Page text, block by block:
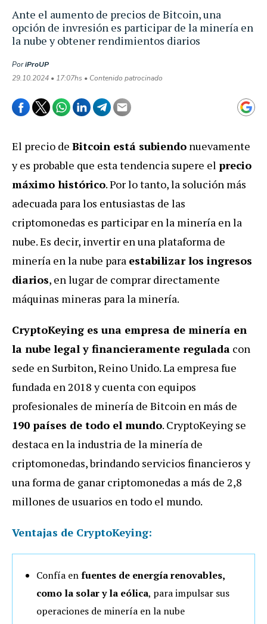
Ante el aumento de precios de Bitcoin, una
opción de invresión es participar de la minería en
la nube y obtener rendimientos diarios
PoriProUP
29.10.2024 • 17:07hs • Contenido patrocinado
El precio de Bitcoin está subiendo nuevamente
y es probable que esta tendencia supere el precio
máximo histórico. Por lo tanto, la solución más
adecuada para los entusiastas de las
criptomonedas es participar en la minería en la
nube. Es decir, invertir en una plataforma de
minería en la nube para estabilizar los ingresos
diarios, en lugar de comprar directamente
máquinas mineras para la minería.
CryptoKeying es una empresa de minería en
la nube legal y financieramente regulada con
sede en Surbiton, Reino Unido. La empresa fue
fundada en 2018 y cuenta con equipos
profesionales de minería de Bitcoin en más de
190 países de todo el mundo. CryptoKeying se
destaca en la industria de la minería de
criptomonedas, brindando servicios financieros y
una forma de ganar criptomonedas a más de 2,8
millones de usuarios en todo el mundo.
Ventajas de CryptoKeying:
Confía enfuentes de energía renovables,
como la solar y la eólica, para impulsar sus
operaciones de minería en la nube